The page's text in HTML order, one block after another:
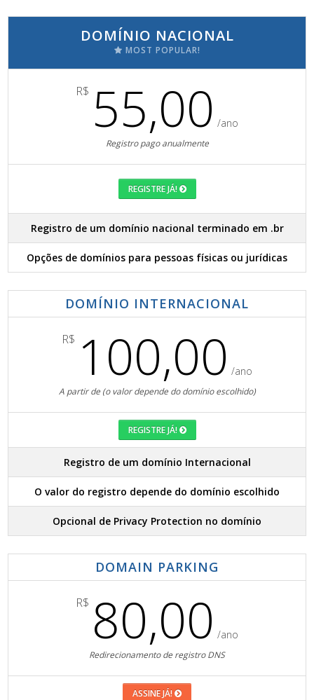
DOMÍNIO NACIONAL
MOST POPULAR!
R$ 55,00 /ano
Registro pago anualmente
REGISTRE JÁ!
Registro de um domínio nacional terminado em .br
Opções de domínios para pessoas físicas ou jurídicas
DOMÍNIO INTERNACIONAL
R$ 100,00 /ano
A partir de (o valor depende do domínio escolhido)
REGISTRE JÁ!
Registro de um domínio Internacional
O valor do registro depende do domínio escolhido
Opcional de Privacy Protection no domínio
DOMAIN PARKING
R$ 80,00 /ano
Redirecionamento de registro DNS
ASSINE JÁ!